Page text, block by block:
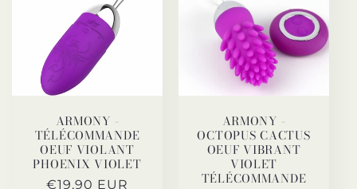
ARMONY -
TÉLÉCOMMANDE
OEUF VIOLANT
PHOENIX VIOLET
Prix
€19,90 EUR
ARMONY -
OCTOPUS CACTUS
OEUF VIBRANT
VIOLET
TÉLÉCOMMANDE